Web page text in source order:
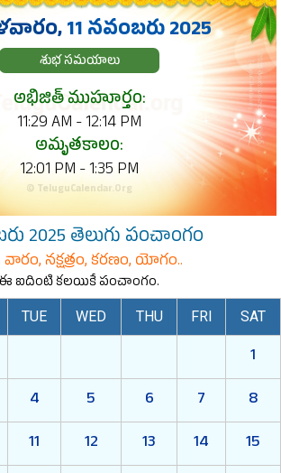
11 నవంబరు 2025
శుభ సమయాలు
అభిజిత్ ముహూర్తం:
11:29 AM - 12:14 PM
అమృతకాలం:
12:01 PM - 1:35 PM
© TeluguCalendar.Org
2025 తెలుగు పంచాంగం
నక్షత్రం, కరణం, యోగం..
ఈ ఐదింటి కలయికే పంచాంగం.
TUE WED THU FRI SAT
1
4 5 6 7
8
11 12 13 14
15